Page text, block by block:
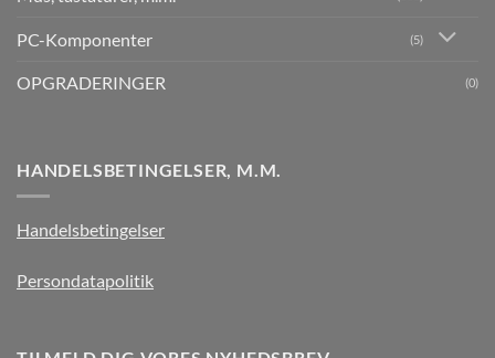
PC-Komponenter (5)
OPGRADERINGER (0)
HANDELSBETINGELSER, M.M.
Handelsbetingelser
Persondatapolitik